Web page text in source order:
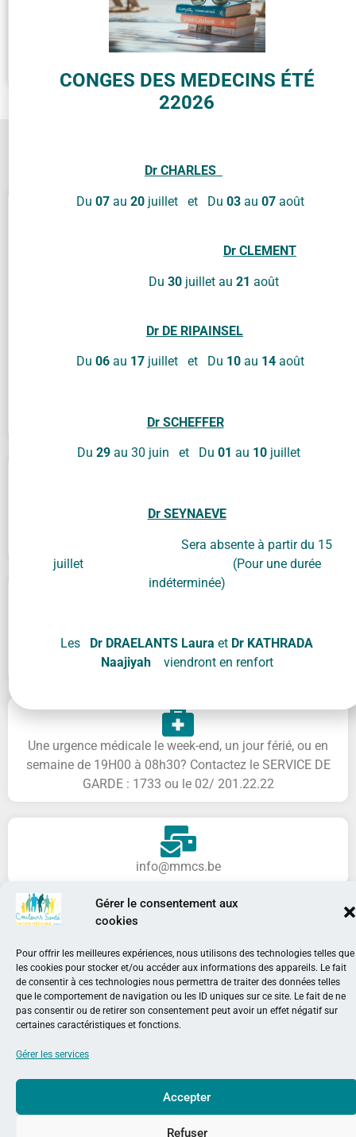
Gérer le consentement aux
cookies
Pour offrir les meilleures expériences, nous utilisons des technologies telles que
les cookies pour stocker et/ou accéder aux informations des appareils. Le fait
de consentir à ces technologies nous permettra de traiter des données telles
que le comportement de navigation ou les ID uniques sur ce site. Le fait de ne
pas consentir ou de retirer son consentement peut avoir un effet négatif sur
certaines caractéristiques et fonctions.
Gérer les services
Accepter
Refuser
P’TIT JOURNAL – JUILLET 2022 P’TIT JOURNAL –
DECEMBRE 2021 P’TIT JOURNAL – JUIN 2021
Cliquez sur « J’accepte » pour activer Google
Téléphone
02/640 59 33
Adresse
Chaussée de Boondael 206 - 1050 Bruxelles
Une urgence médicale le week-end, un jour férié, ou en
semaine de 19H00 à 08h30? Contactez le SERVICE DE
GARDE : 1733 ou le 02/ 201.22.22
info@mmcs.be
Politique de confidentialité
Agréée par la COCOF​
© 2022 Couleur Santé – Squelette & Graphisme
asbl
CONGES DES MEDECINS ÉTÉ
22026
Dr CHARLES
Du 07au 20juillet et Du 03 au 07août
Dr CLEMENT
Du 30 juillet au 21 août
Dr DE RIPAINSEL
Du 06au 17juillet et Du 10 au 14août
Dr SCHEFFER
Du 29au 30 juin et Du 01 au 10juillet
Dr SEYNAEVE
Sera absente à partir du 15
juillet (Pour une durée
indéterminée)
Les Dr DRAELANTS Laura et Dr KATHRADA
Naajiyahviendront en renfort